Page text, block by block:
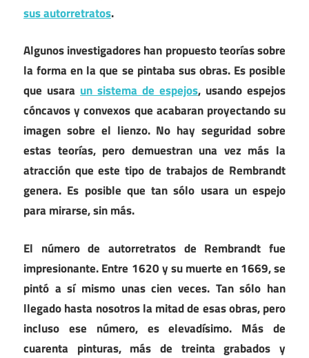
sus autorretratos.
Algunos investigadores han propuesto teorías sobre
la forma en la que se pintaba sus obras. Es posible
que usara un sistema de espejos, usando espejos
cóncavos y convexos que acabaran proyectando su
imagen sobre el lienzo. No hay seguridad sobre
estas teorías, pero demuestran una vez más la
atracción que este tipo de trabajos de Rembrandt
genera. Es posible que tan sólo usara un espejo
para mirarse, sin más.
El número de autorretratos de Rembrandt fue
impresionante. Entre 1620 y su muerte en 1669, se
pintó a sí mismo unas cien veces. Tan sólo han
llegado hasta nosotros la mitad de esas obras, pero
incluso ese número, es elevadísimo. Más de
cuarenta pinturas, más de treinta grabados y